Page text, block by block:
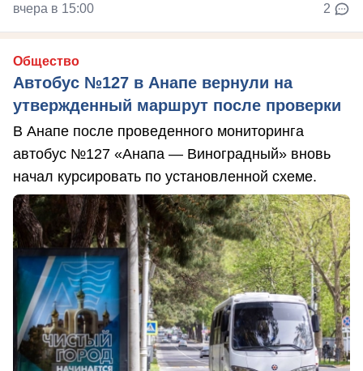
вчера в 15:00 2
Общество
Автобус №127 в Анапе вернули на
утвержденный маршрут после проверки
В Анапе после проведенного мониторинга
автобус №127 «Анапа — Виноградный» вновь
начал курсировать по установленной схеме.